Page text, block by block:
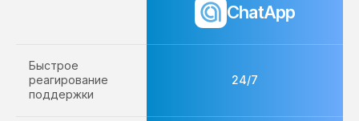
Быстрое
реагирование
поддержки
ChatApp
24/7